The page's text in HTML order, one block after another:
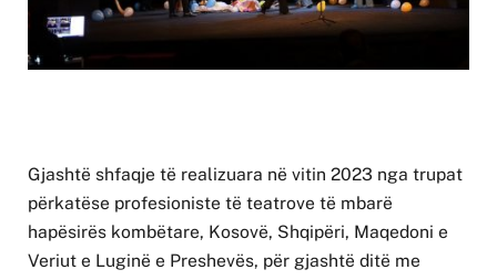
Gjashtë shfaqje të realizuara në vitin 2023 nga trupat
përkatëse profesioniste të teatrove të mbarë
hapësirës kombëtare, Kosovë, Shqipëri, Maqedoni e
Veriut e Luginë e Preshevës, për gjashtë ditë me